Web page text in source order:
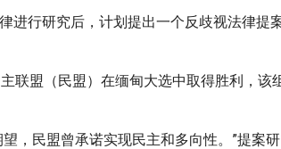
进行研究后，计划提出一个反歧视法律提
联盟（民盟）在缅甸大选中取得胜利，该
，民盟曾承诺实现民主和多向性。”提案